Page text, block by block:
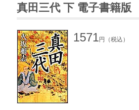
真田三代 下 電子書籍版
1571円（税込）